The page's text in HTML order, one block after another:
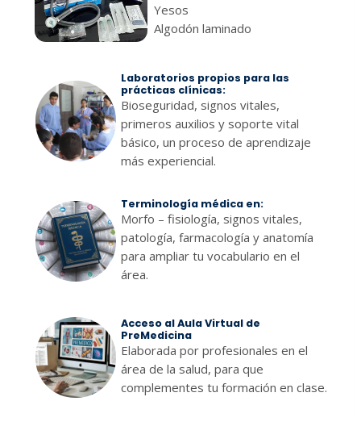
Yesos
Algodón laminado
Laboratorios propios para las
prácticas clínicas:
Bioseguridad, signos vitales,
primeros auxilios y soporte vital
básico, un proceso de aprendizaje
más experiencial.
Terminología médica en:
Morfo – fisiología, signos vitales,
patología, farmacología y anatomía
para ampliar tu vocabulario en el
área.
Acceso al Aula Virtual de
PreMedicina
Elaborada por profesionales en el
área de la salud, para que
complementes tu formación en clase.